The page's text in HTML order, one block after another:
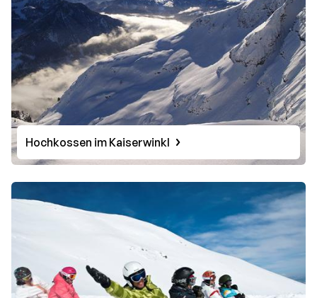
Hochkossen im Kaiserwinkl